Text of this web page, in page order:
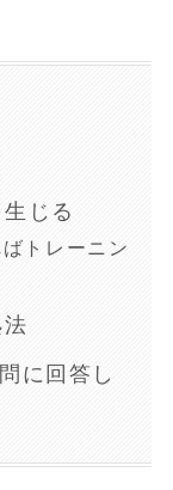
じる
トレーニン
に回答し